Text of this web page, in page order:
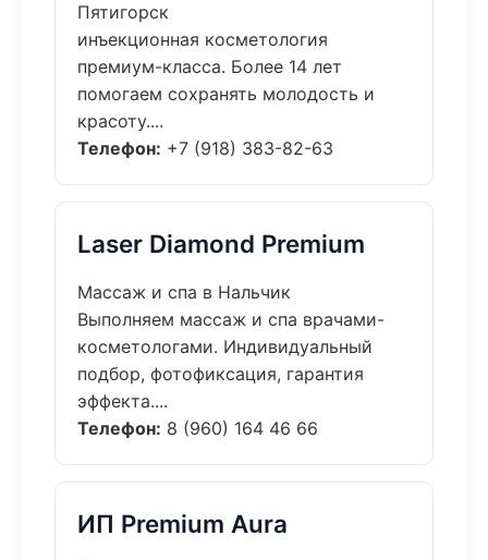
Пятигорск
инъекционная косметология
премиум-класса. Более 14 лет
помогаем сохранять молодость и
красоту....
Телефон: +7 (918) 383-82-63
Laser Diamond Premium
Массаж и спа в Нальчик
Выполняем массаж и спа врачами-
косметологами. Индивидуальный
подбор, фотофиксация, гарантия
эффекта....
Телефон: 8 (960) 164 46 66
ИП Premium Aura